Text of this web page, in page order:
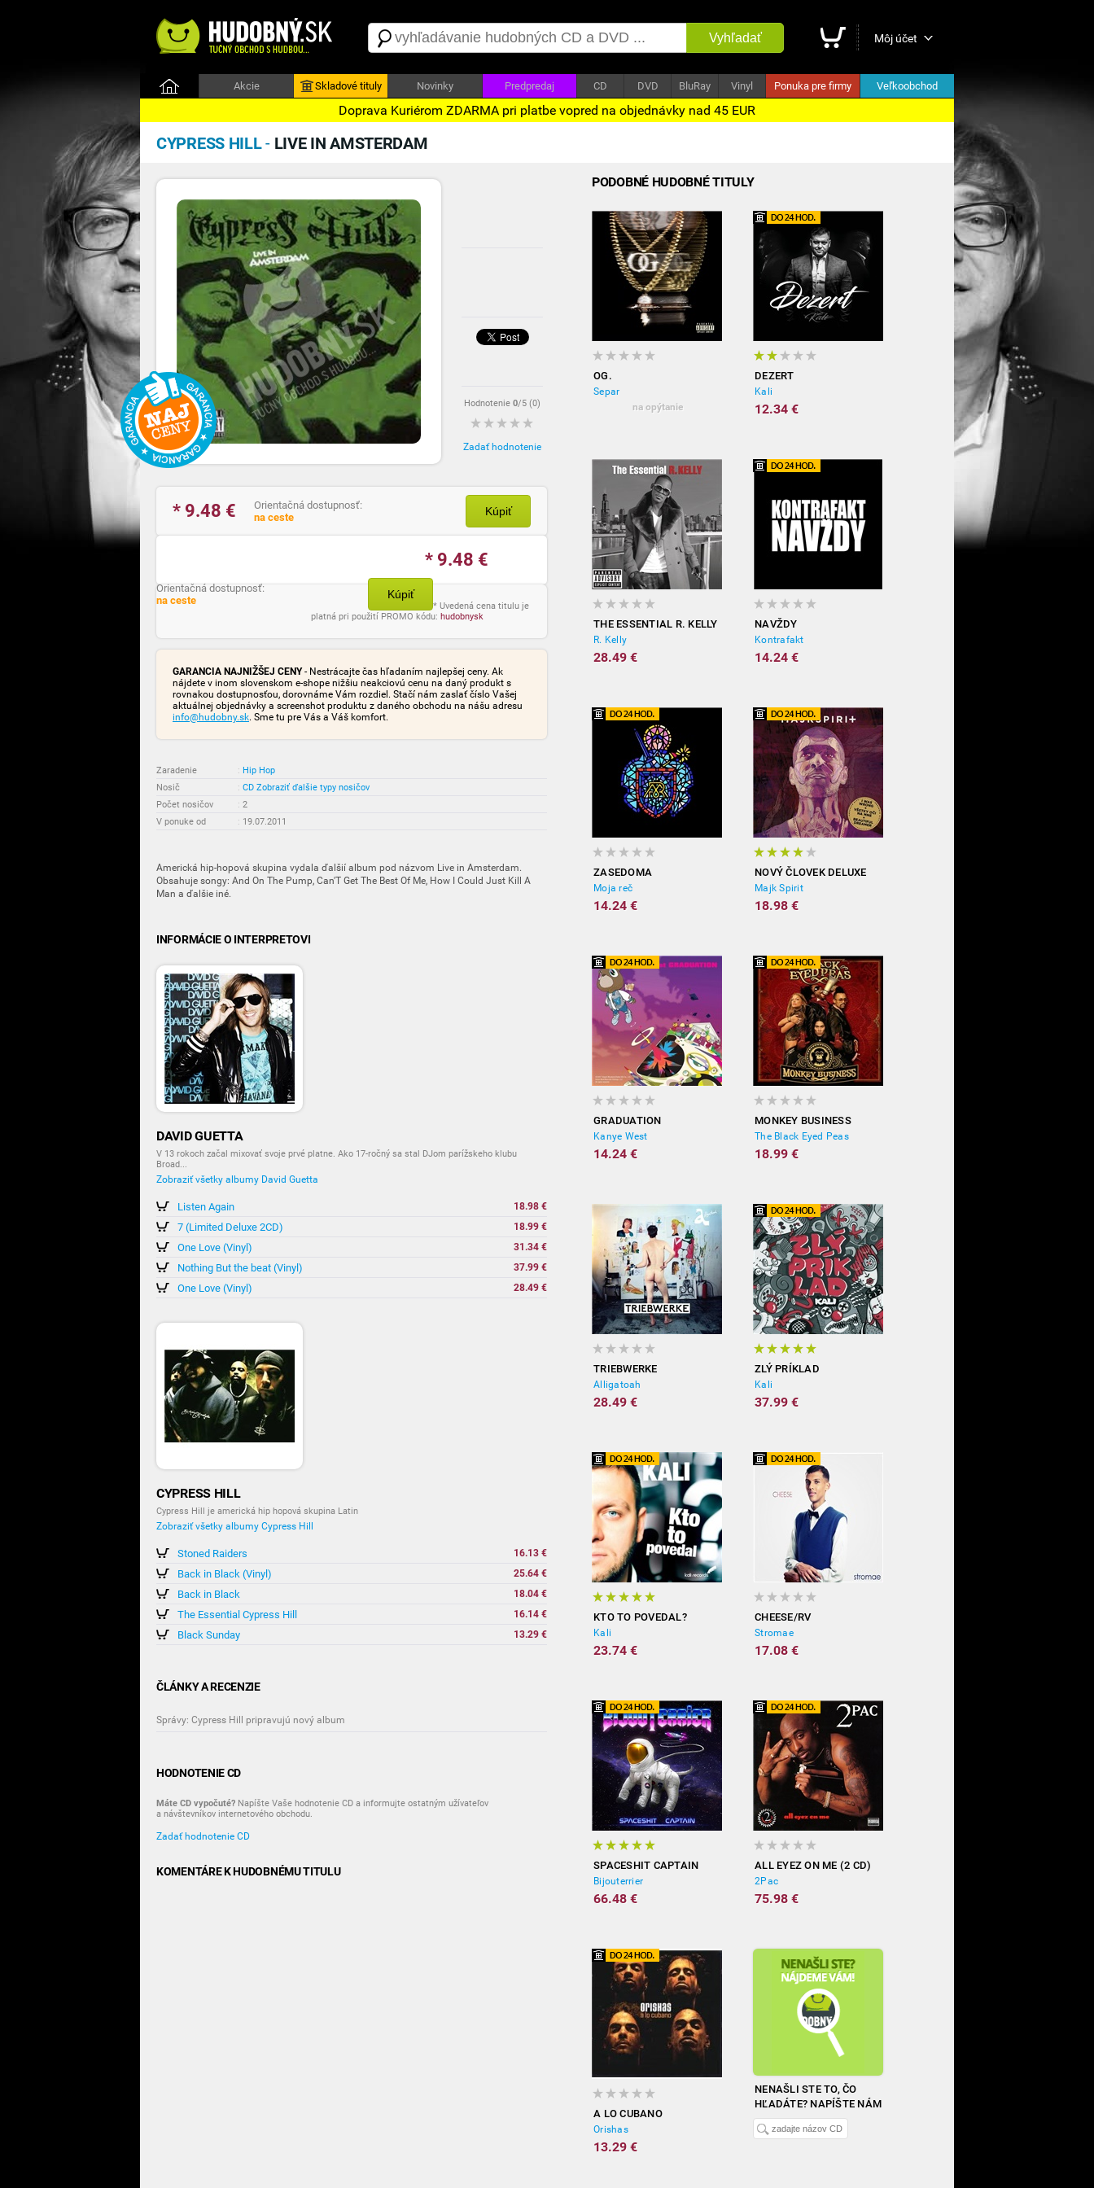
Vyhľadať Môj účet
Akcie Skladové tituly Novinky Predpredaj CD DVD BluRay Vinyl Ponuka pre firmy Veľkoobchod
Doprava Kuriérom ZDARMA pri platbe vopred na objednávky nad 45 EUR
CYPRESS HILL- LIVE IN AMSTERDAM
Hodnotenie 0/5 (0)
Zadať hodnotenie
* 9.48 €
Orientačná dostupnosť:
na ceste
Kúpiť
* 9.48 €
Orientačná dostupnosť:
na ceste
Kúpiť
* Uvedená cena titulu je
platná pri použití PROMO kódu: hudobnysk
GARANCIA NAJNIŽŠEJ CENY- Nestrácajte čas hľadaním najlepšej ceny. Ak
nájdete v inom slovenskom e-shope nižšiu neakciovú cenu na daný produkt s
rovnakou dostupnosťou, dorovnáme Vám rozdiel. Stačí nám zaslať číslo Vašej
aktuálnej objednávky a screenshot produktu z daného obchodu na nášu adresu
info@hudobny.sk. Sme tu pre Vás a Váš komfort.
Zaradenie : Hip Hop
Nosič
: CD Zobraziť ďalšie typy nosičov
Počet nosičov
: 2
V ponuke od
: 19.07.2011
Americká hip-hopová skupina vydala ďalšií album pod názvom Live in Amsterdam.
Obsahuje songy: And On The Pump, Can'T Get The Best Of Me, How I Could Just Kill A
Man a ďalšie iné.
INFORMÁCIE O INTERPRETOVI
DAVID GUETTA
V 13 rokoch začal mixovať svoje prvé platne. Ako 17-ročný sa stal DJom parížskeho klubu
Broad...
Zobraziť všetky albumy David Guetta
Listen Again 18.98 €
7 (Limited Deluxe 2CD) 18.99 €
One Love (Vinyl) 31.34 €
Nothing But the beat (Vinyl) 37.99 €
One Love (Vinyl) 28.49 €
CYPRESS HILL
Cypress Hill je americká hip hopová skupina Latin
Zobraziť všetky albumy Cypress Hill
Stoned Raiders 16.13 €
Back in Black (Vinyl) 25.64 €
Back in Black 18.04 €
The Essential Cypress Hill 16.14 €
Black Sunday 13.29 €
ČLÁNKY A RECENZIE
Správy: Cypress Hill pripravujú nový album
HODNOTENIE CD
Máte CD vypočuté? Napíšte Vaše hodnotenie CD a informujte ostatným užívateľov
a návštevníkov internetového obchodu.
Zadať hodnotenie CD
KOMENTÁRE K HUDOBNÉMU TITULU
PODOBNÉ HUDOBNÉ TITULY
OG.
Separ
na opýtanie
DEZERT
Kali
12.34 €
THE ESSENTIAL R. KELLY
R. Kelly
28.49 €
NAVŽDY
Kontrafakt
14.24 €
ZASEDOMA
Moja reč
14.24 €
NOVÝ ČLOVEK DELUXE
Majk Spirit
18.98 €
GRADUATION
Kanye West
14.24 €
MONKEY BUSINESS
The Black Eyed Peas
18.99 €
TRIEBWERKE
Alligatoah
28.49 €
ZLÝ PRÍKLAD
Kali
37.99 €
KTO TO POVEDAL?
Kali
23.74 €
CHEESE/RV
Stromae
17.08 €
SPACESHIT CAPTAIN
Bijouterrier
66.48 €
ALL EYEZ ON ME (2 CD)
2Pac
75.98 €
A LO CUBANO
Orishas
13.29 €
NENAŠLI STE TO, ČO
HĽADÁTE? NAPÍŠTE NÁM